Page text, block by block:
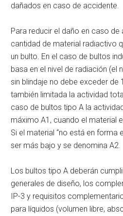
dañados en caso de accidente.
Para reducir el daño en caso
cantidad de material radiactivo
un bulto. En el caso de bultos
basa en el nivel de radiación (el
sin blindaje no debe exceder de
también limitada la actividad
caso de bultos tipo A la
máximo A1, cuando el material
Si el material “no está en forma
ser más bajo y se denomina A2.
Los bultos tipo A deberán
generales de diseño, los
IP-3 y requisitos
para líquidos (volumen libre,